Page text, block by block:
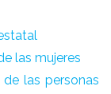
las mujeres
las personas